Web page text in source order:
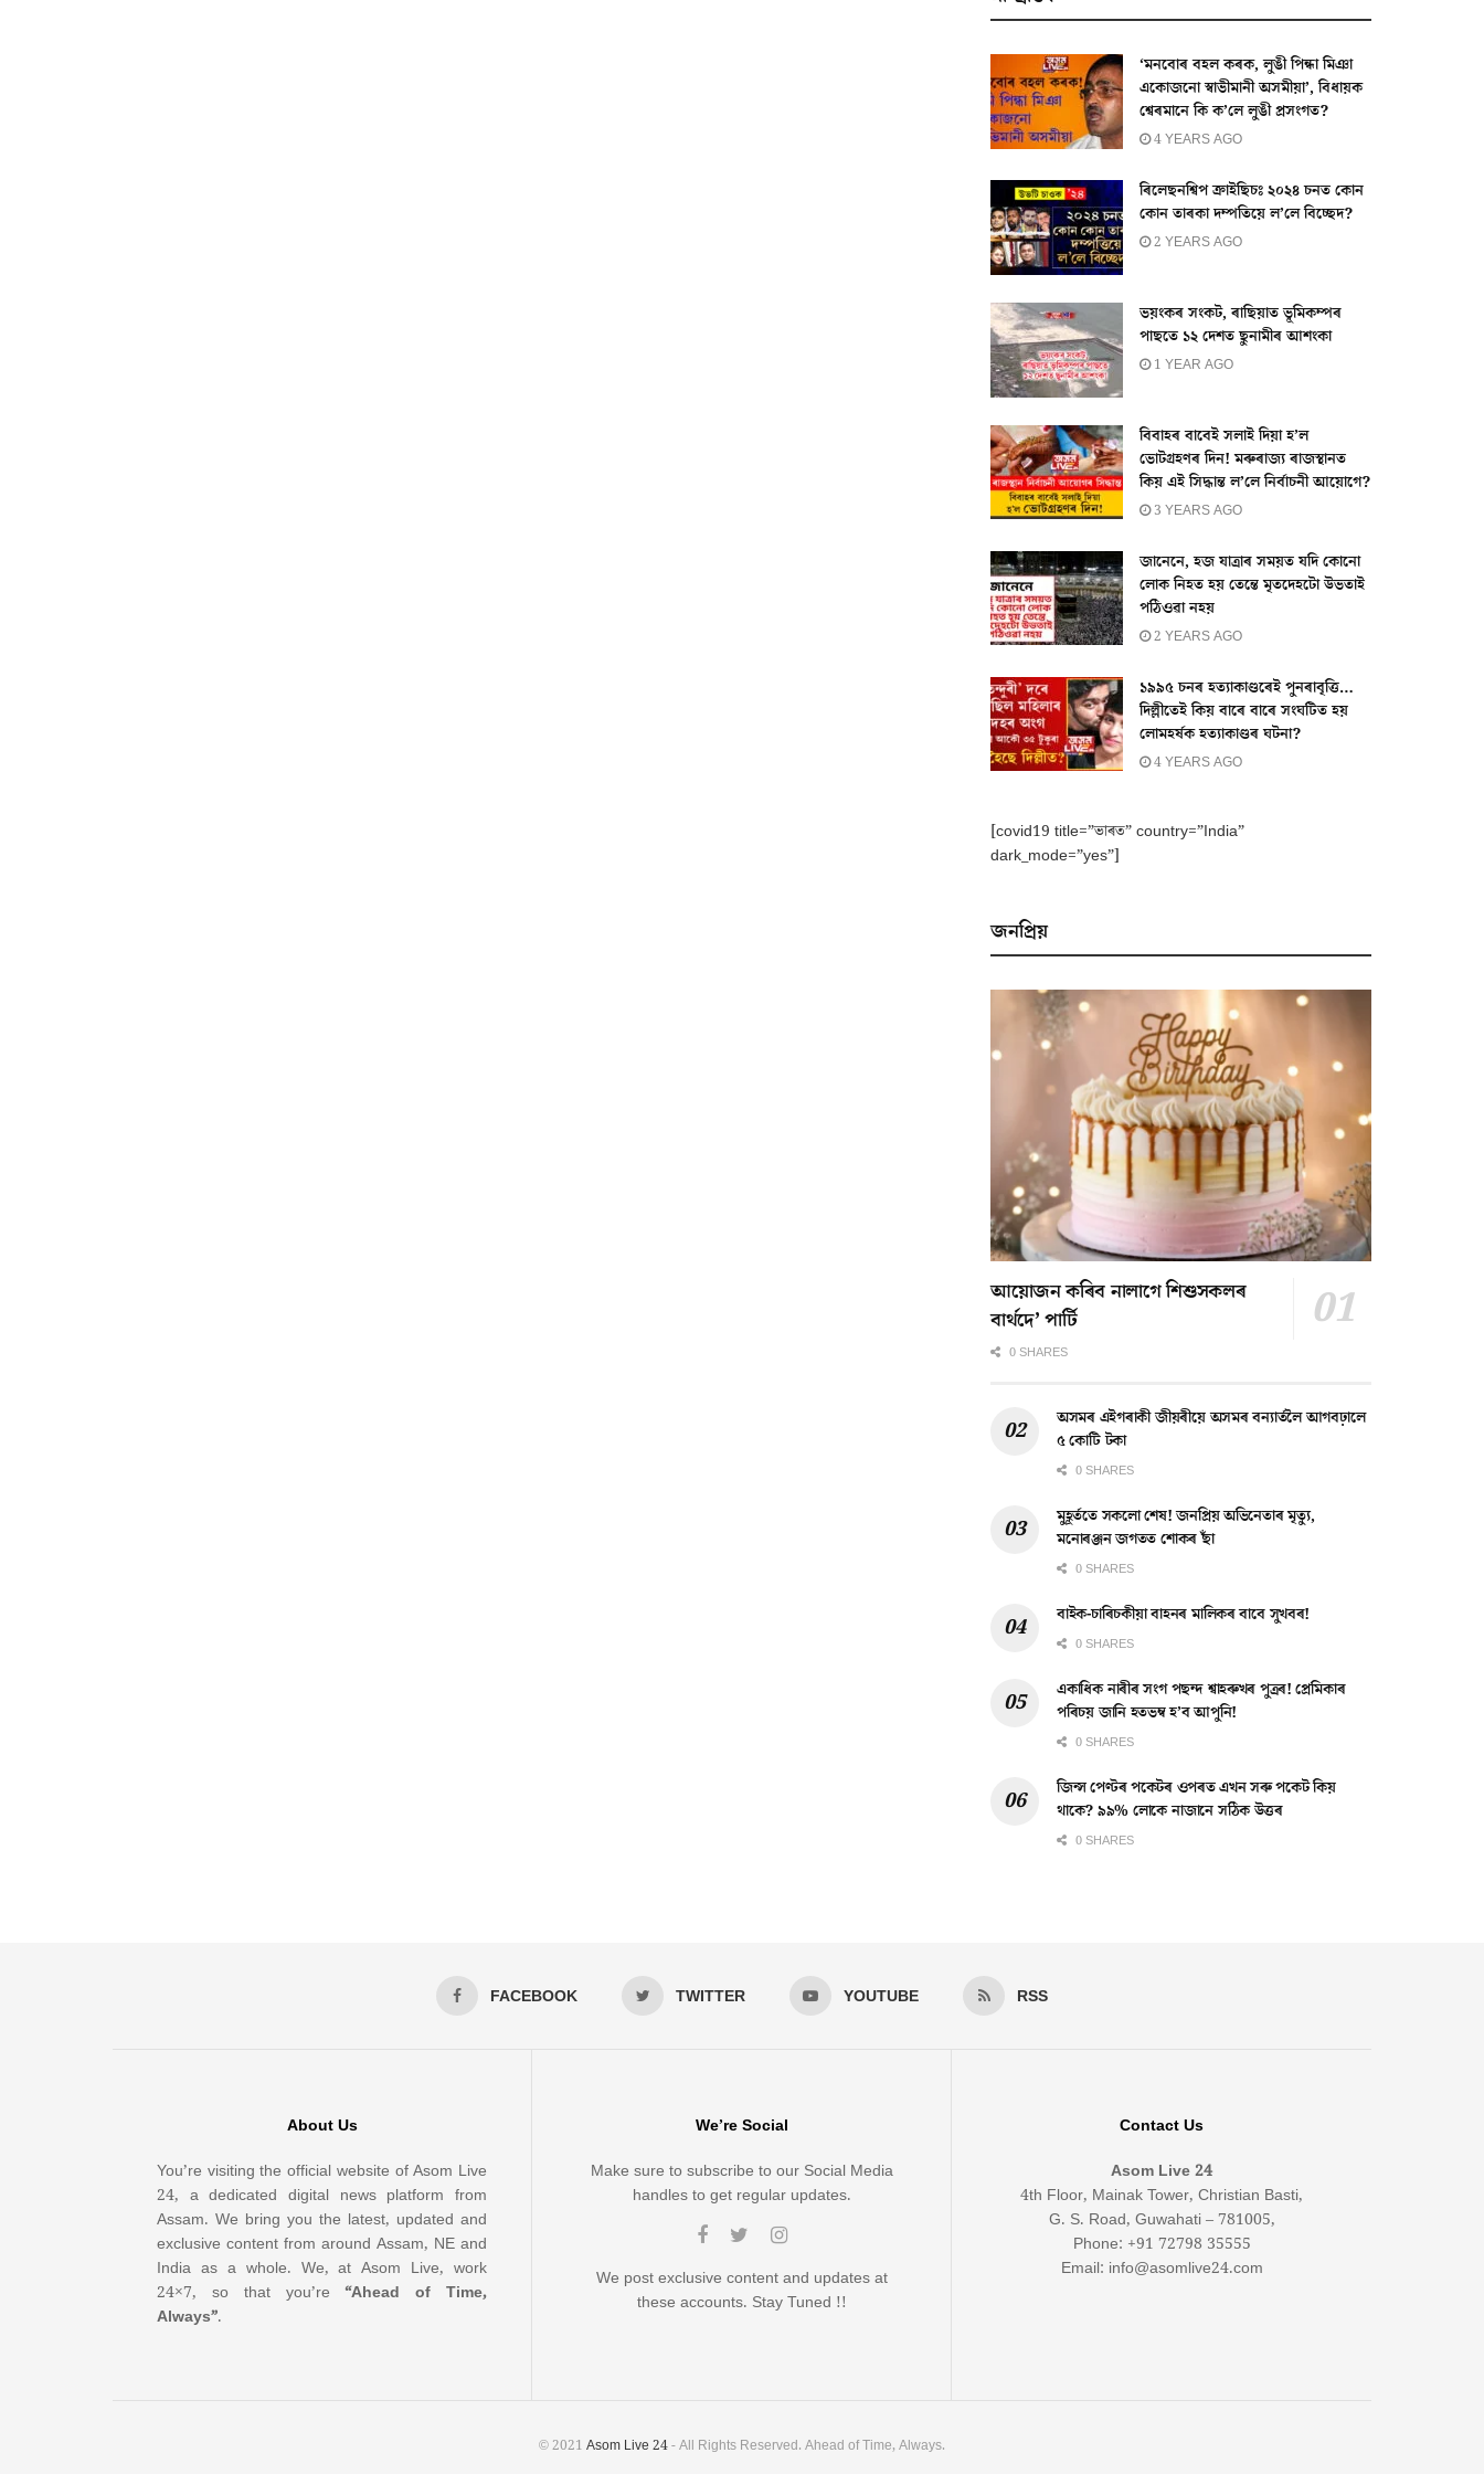
‘মনবোৰ বহল কৰক, লুঙী পিন্ধা মিঞা
একোজনো স্বাভীমানী অসমীয়া’, বিধায়ক
শ্বেৰমানে কি ক’লে লুঙী প্ৰসংগত?
4 YEARS AGO
ৰিলেছনশ্বিপ ক্ৰাইছিচঃ ২০২৪ চনত কোন
কোন তাৰকা দম্পতিয়ে ল’লে বিচ্ছেদ?
2 YEARS AGO
ভয়ংকৰ সংকট, ৰাছিয়াত ভূমিকম্পৰ
পাছতে ১২ দেশত ছুনামীৰ আশংকা
1 YEAR AGO
বিবাহৰ বাবেই সলাই দিয়া হ’ল
ভোটগ্ৰহণৰ দিন! মৰুৰাজ্য ৰাজস্থানত
কিয় এই সিদ্ধান্ত ল’লে নিৰ্বাচনী আয়োগে?
3 YEARS AGO
জানেনে, হজ যাত্ৰাৰ সময়ত যদি কোনো
লোক নিহত হয় তেন্তে মৃতদেহটো উভতাই
পঠিওৱা নহয়
2 YEARS AGO
১৯৯৫ চনৰ হত্যাকাণ্ডৰেই পুনৰাবৃত্তি…
দিল্লীতেই কিয় বাৰে বাৰে সংঘটিত হয়
লোমহৰ্ষক হত্যাকাণ্ডৰ ঘটনা?
4 YEARS AGO
[covid19 title=”ভাৰত” country=”India”
dark_mode=”yes”]
জনপ্ৰিয়
আয়োজন কৰিব নালাগে শিশুসকলৰ
বাৰ্থদে’ পাৰ্টি
0 SHARES
অসমৰ এইগৰাকী জীয়ৰীয়ে অসমৰ বন্যাৰ্তলৈ আগবঢ়ালে
৫ কোটি টকা
0 SHARES
মুহূৰ্ততে সকলো শেষ! জনপ্ৰিয় অভিনেতাৰ মৃত্যু,
মনোৰঞ্জন জগতত শোকৰ ছাঁ
0 SHARES
বাইক-চাৰিচকীয়া বাহনৰ মালিকৰ বাবে সুখবৰ!
0 SHARES
একাধিক নাৰীৰ সংগ পছন্দ শ্বাহৰুখৰ পুত্ৰৰ! প্ৰেমিকাৰ
পৰিচয় জানি হতভম্ব হ’ব আপুনি!
0 SHARES
জিন্স পেণ্টৰ পকেটৰ ওপৰত এখন সৰু পকেট কিয়
থাকে? ৯৯% লোকে নাজানে সঠিক উত্তৰ
0 SHARES
FACEBOOK TWITTER YOUTUBE RSS
About Us
You’re visiting the official website of Asom Live
24, a dedicated digital news platform from
Assam. We bring you the latest, updated and
exclusive content from around Assam, NE and
India as a whole. We, at Asom Live, work
24×7, so that you’re“Ahead of Time,
Always”.
We’re Social
Make sure to subscribe to our Social Media
handles to get regular updates.
We post exclusive content and updates at
these accounts. Stay Tuned !!
Contact Us
Asom Live 24
4th Floor, Mainak Tower, Christian Basti,
G. S. Road, Guwahati – 781005,
Phone: +91 72798 35555
Email: info@asomlive24.com
© 2021 Asom Live 24- All Rights Reserved. Ahead of Time, Always.